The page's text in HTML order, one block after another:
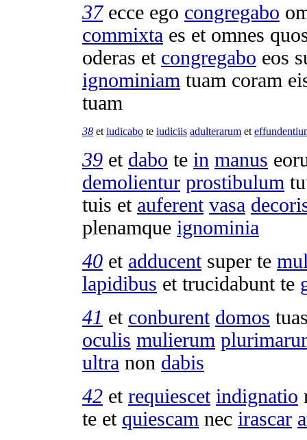
37ecce ego congregabo
commixta es et omnes
oderas et congregabo eos
ignominiam tuam coram
tuam
38 et iudicabo te iudiciis adulterarum et
39 et dabo te in manus
demolientur prostibulum
tuis et auferent vasa
plenamque ignominia
40 et adducentsuper te
lapidibus et trucidabuntte
41 et conburent domos
oculis mulierum
ultra non dabis
42 et requiescet indignatio
te et quiescam nec irascar